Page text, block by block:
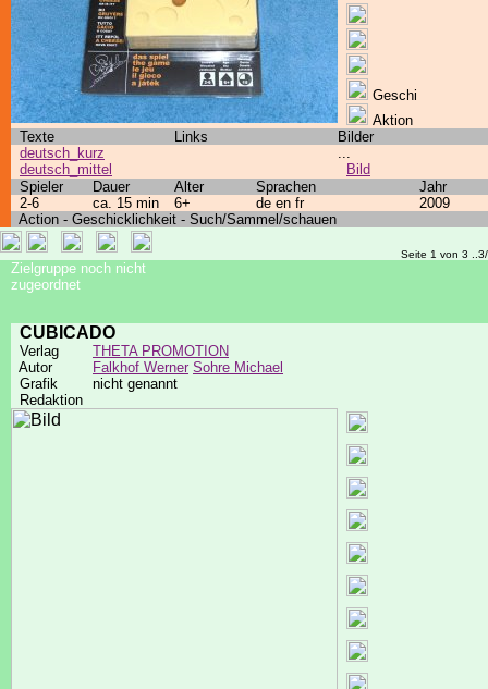
Geschi
Aktion
Texte
Links
Bilder
deutsch_kurz
deutsch_mittel
...
Bild
Spieler
Dauer Alter Sprachen
Jahr
2-6
ca. 15 min 6+ de en fr
2009
Action - Geschicklichkeit - Such/Sammel/schauen
Seite 1 von 3
Zielgruppe noch nicht
zugeordnet
CUBICADO
Verlag
THETA PROMOTION
Autor
Falkhof Werner Sohre Michael
Grafik
nicht genannt
Redaktion